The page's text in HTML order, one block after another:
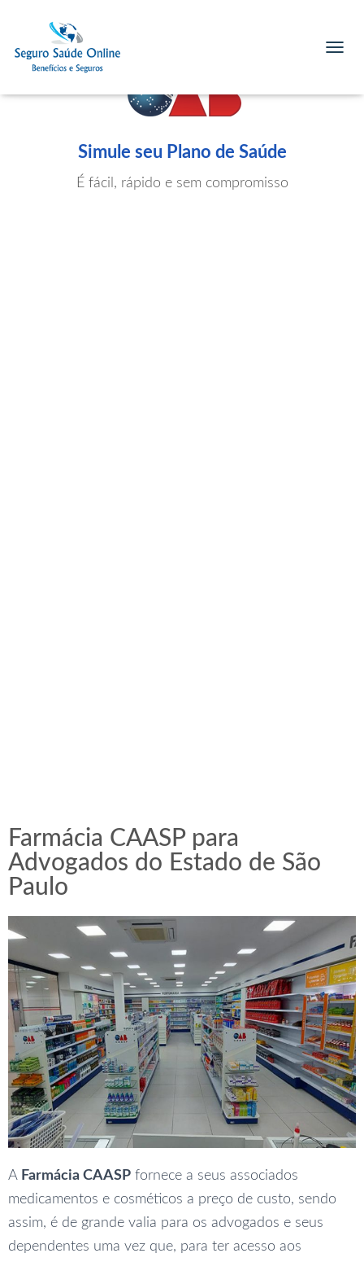
Farmácia CAASP para
Advogados do Estado de São
Paulo
A Farmácia CAASP fornece a seus associados
medicamentos e cosméticos a preço de custo, sendo
assim, é de grande valia para os advogados e seus
dependentes uma vez que, para ter acesso aos
Simule seu Plano de Saúde
É fácil, rápido e sem compromisso